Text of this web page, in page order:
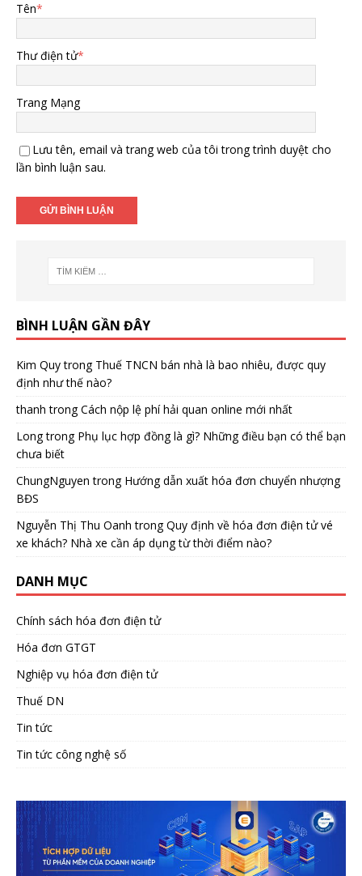
Tên*
Thư điện tử*
Trang Mạng
Lưu tên, email và trang web của tôi trong trình duyệt cho
lần bình luận sau.
BÌNH LUẬN GẦN ĐÂY
Kim Quytrong Thuế TNCN bán nhà là bao nhiêu, được quy
định như thế nào?
thanh trongCách nộp lệ phí hải quan online mới nhất
Longtrong Phụ lục hợp đồng là gì? Những điều bạn có thể bạn
chưa biết
ChungNguyen trong Hướng dẫn xuất hóa đơn chuyển nhượng
BĐS
Nguyễn Thị Thu Oanh trongQuy định về hóa đơn điện tử vé
xe khách? Nhà xe cần áp dụng từ thời điểm nào?
DANH MỤC
Chính sách hóa đơn điện tử
Hóa đơn GTGT
Nghiệp vụ hóa đơn điện tử
Thuế DN
Tin tức
Tin tức công nghệ số